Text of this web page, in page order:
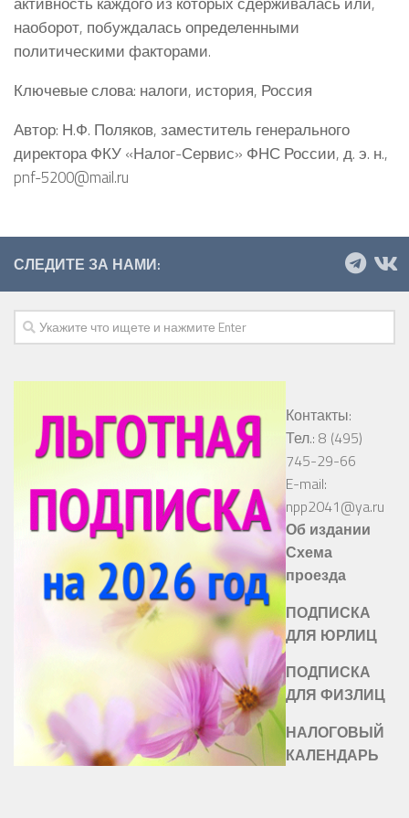
наоборот, побуждалась определенными
политическими факторами.
Ключевые слова: налоги, история, Россия
Автор: Н.Ф. Поляков, заместитель генерального
директора ФКУ «Налог-Сервис» ФНС России, д. э. н.,
pnf-5200@mail.ru
СЛЕДИТЕ ЗА НАМИ:
Контакты:
Тел.: 8 (495)
745-29-66
E-mail:
npp2041@ya.ru
Об издании
Схема
проезда
ПОДПИСКА
ДЛЯ ЮРЛИЦ
ПОДПИСКА
ДЛЯ ФИЗЛИЦ
НАЛОГОВЫЙ
КАЛЕНДАРЬ